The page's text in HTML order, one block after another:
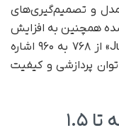
و تصمیم‌گیری‌های
همچنین به افزایش
یک پارامتر داخلی موسوم به «Juice Value» از ۷۶۸ به ۹۶۰ اشاره
پردازشی و کیفیت
افزایش ظرفیت زمینه تا ۱.۵